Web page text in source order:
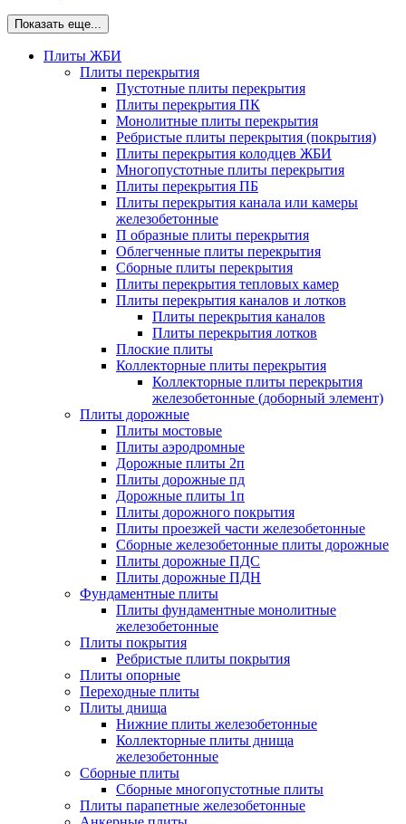
Показать еще...
Плиты ЖБИ
Плиты перекрытия
Пустотные плиты перекрытия
Плиты перекрытия ПК
Монолитные плиты перекрытия
Ребристые плиты перекрытия (покрытия)
Плиты перекрытия колодцев ЖБИ
Многопустотные плиты перекрытия
Плиты перекрытия ПБ
Плиты перекрытия канала или камеры
железобетонные
П образные плиты перекрытия
Облегченные плиты перекрытия
Сборные плиты перекрытия
Плиты перекрытия тепловых камер
Плиты перекрытия каналов и лотков
Плиты перекрытия каналов
Плиты перекрытия лотков
Плоские плиты
Коллекторные плиты перекрытия
Коллекторные плиты перекрытия
железобетонные (доборный элемент)
Плиты дорожные
Плиты мостовые
Плиты аэродромные
Дорожные плиты 2п
Плиты дорожные пд
Дорожные плиты 1п
Плиты дорожного покрытия
Плиты проезжей части железобетонные
Сборные железобетонные плиты дорожные
Плиты дорожные ПДС
Плиты дорожные ПДН
Фундаментные плиты
Плиты фундаментные монолитные
железобетонные
Плиты покрытия
Ребристые плиты покрытия
Плиты опорные
Переходные плиты
Плиты днища
Нижние плиты железобетонные
Коллекторные плиты днища
железобетонные
Сборные плиты
Сборные многопустотные плиты
Плиты парапетные железобетонные